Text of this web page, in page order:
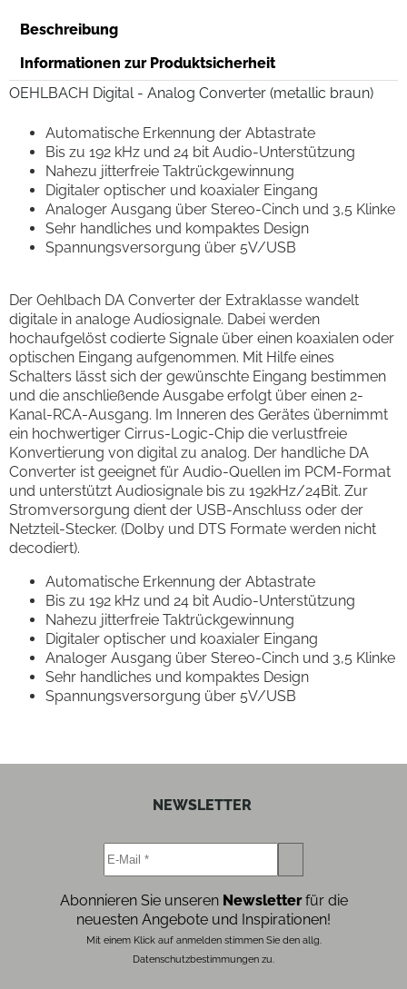
Beschreibung
Informationen zur Produktsicherheit
OEHLBACH Digital - Analog Converter (metallic braun)
Automatische Erkennung der Abtastrate
Bis zu 192 kHz und 24 bit Audio-Unterstützung
Nahezu jitterfreie Taktrückgewinnung
Digitaler optischer und koaxialer Eingang
Analoger Ausgang über Stereo-Cinch und 3,5 Klinke
Sehr handliches und kompaktes Design
Spannungsversorgung über 5V/USB
Der Oehlbach DA Converter der Extraklasse wandelt
digitale in analoge Audiosignale. Dabei werden
hochaufgelöst codierte Signale über einen koaxialen oder
optischen Eingang aufgenommen. Mit Hilfe eines
Schalters lässt sich der gewünschte Eingang bestimmen
und die anschließende Ausgabe erfolgt über einen 2-
Kanal-RCA-Ausgang. Im Inneren des Gerätes übernimmt
ein hochwertiger Cirrus-Logic-Chip die verlustfreie
Konvertierung von digital zu analog. Der handliche DA
Converter ist geeignet für Audio-Quellen im PCM-Format
und unterstützt Audiosignale bis zu 192kHz/24Bit. Zur
Stromversorgung dient der USB-Anschluss oder der
Netzteil-Stecker. (Dolby und DTS Formate werden nicht
decodiert).
Automatische Erkennung der Abtastrate
Bis zu 192 kHz und 24 bit Audio-Unterstützung
Nahezu jitterfreie Taktrückgewinnung
Digitaler optischer und koaxialer Eingang
Analoger Ausgang über Stereo-Cinch und 3,5 Klinke
Sehr handliches und kompaktes Design
Spannungsversorgung über 5V/USB
NEWSLETTER
Abonnieren Sie unseren Newsletterfür die
neuesten Angebote und Inspirationen!
Mit einem Klick auf anmelden stimmen Sie den allg.
Datenschutzbestimmungen zu.